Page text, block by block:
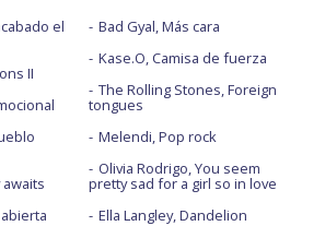
el
II
Bad Gyal, Más cara
Kase.O, Camisa de fuerza
The Rolling Stones, Foreign
tongues
Melendi, Pop rock
Olivia Rodrigo, You seem
pretty sad for a girl so in love
Ella Langley, Dandelion